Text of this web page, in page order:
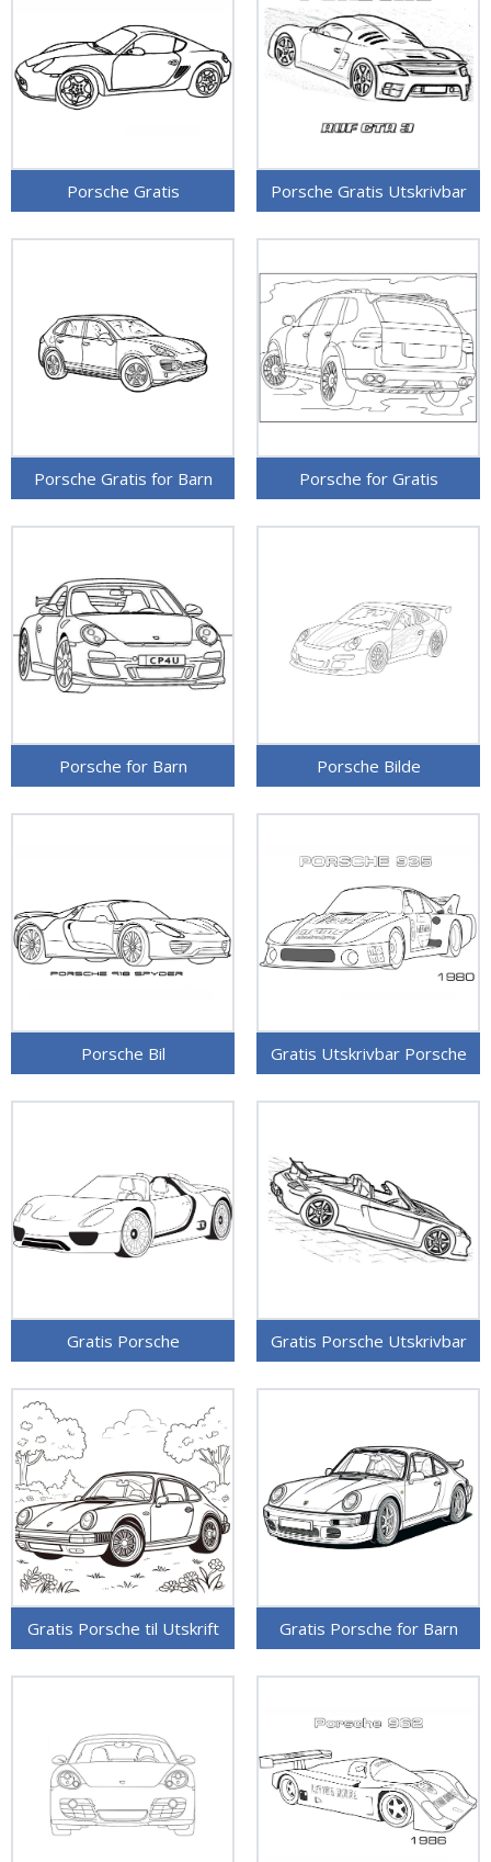
Porsche Gratis Porsche Gratis Utskrivbar
Porsche Gratis for Barn Porsche for Gratis
Porsche for Barn Porsche Bilde
Porsche Bil Gratis Utskrivbar Porsche
Gratis Porsche Gratis Porsche Utskrivbar
Gratis Porsche til Utskrift Gratis Porsche for Barn